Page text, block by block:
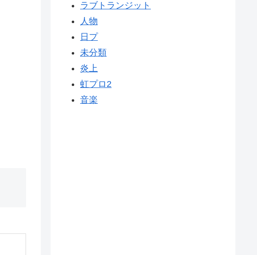
ラブトランジット
人物
日プ
未分類
炎上
虹プロ2
音楽